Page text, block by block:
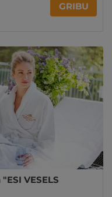
GRIBU
VESELS